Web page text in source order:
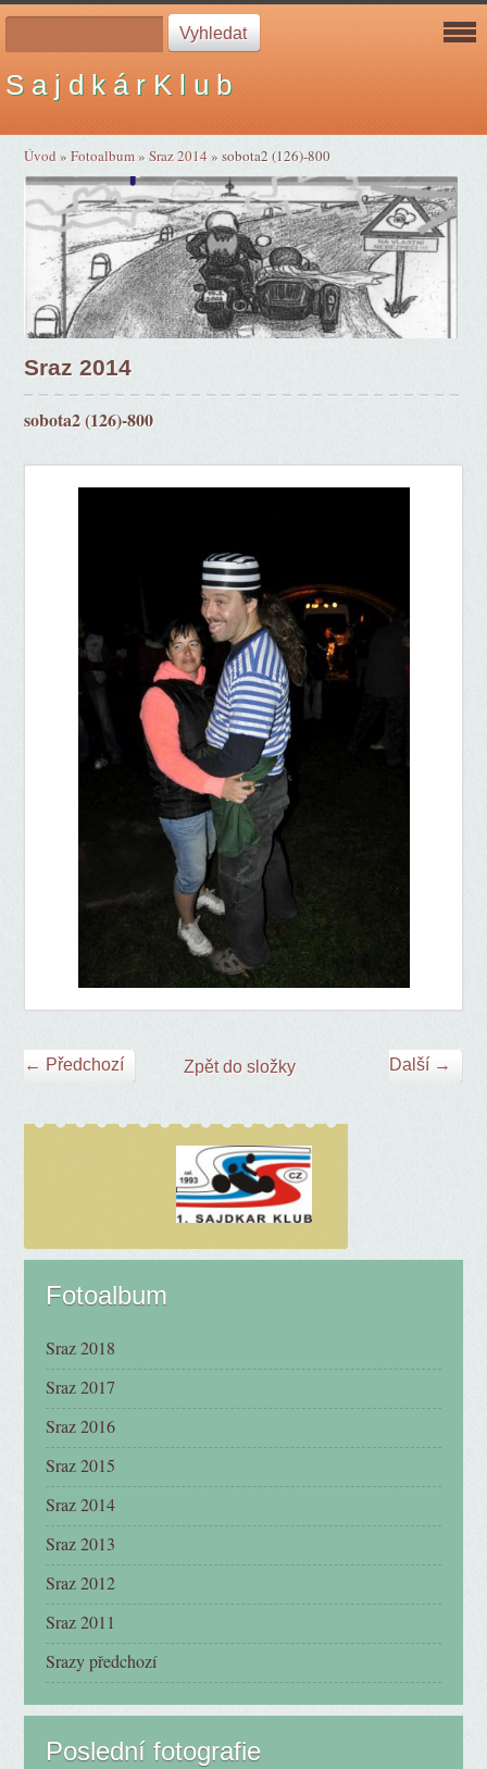
S a j d k á r K l u b
Úvod »Fotoalbum»Sraz 2014»sobota2 (126)-800
Sraz 2014
sobota2 (126)-800
← Předchozí Další →
Zpět do složky
Fotoalbum
Sraz 2018
Sraz 2017
Sraz 2016
Sraz 2015
Sraz 2014
Sraz 2013
Sraz 2012
Sraz 2011
Srazy předchozí
Poslední fotografie